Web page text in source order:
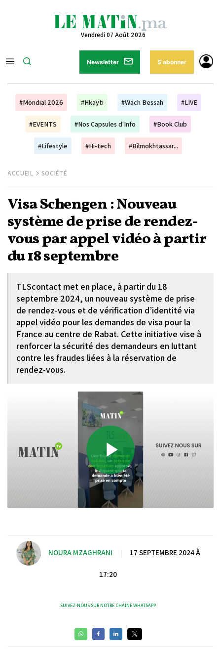
Vendredi 07 Août 2026
Newsletter S'abonner
#Mondial 2026 #Hkayti #Wach Bessah #LIVE
#EVENTS #Nos Capsules d'Info #Book Club
#Lifestyle #Hi-tech #Bilmokhtassar...
ACCUEIL SOCIÉTÉ
Visa Schengen : Nouveau
système de prise de rendez-
vous par appel vidéo à partir
du 18 septembre
TLScontact met en place, à partir du 18
septembre 2024, un nouveau système de prise
de rendez-vous et de vérification d’identité via
appel vidéo pour les demandes de visa pour la
France au centre de Rabat. Cette initiative vise à
renforcer la sécurité des demandeurs en luttant
contre les fraudes liées à la réservation de
rendez-vous.
Play
NOURA MZAGHRANI 17 SEPTEMBRE 2024 À
17:20
SUIVEZ-NOUS SUR NOTRE CHAÎNE WHATSAPP